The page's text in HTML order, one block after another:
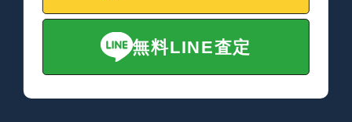
無料LINE査定